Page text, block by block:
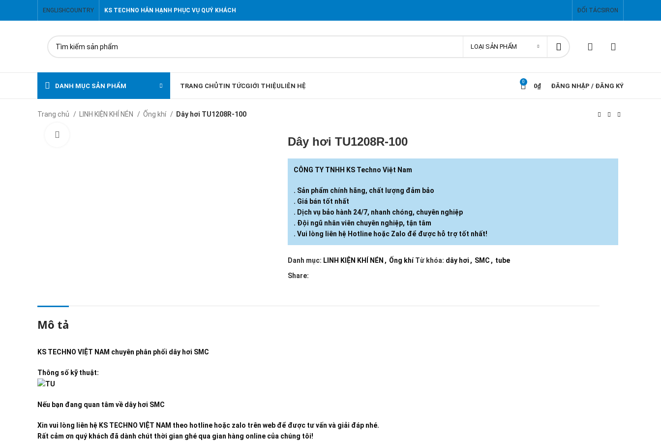
ENGLISH COUNTRY KS TECHNO HÂN HẠNH PHỤC VỤ QUÝ KHÁCH ĐỐI TÁCSIRON
LOẠI SẢN PHẨM
DANH MỤC SẢN PHẨM TRANG CHỦTIN TỨCGIỚI THIỆULIÊN HỆ
0
0₫ ĐĂNG NHẬP / ĐĂNG KÝ
Trang chủ LINH KIỆN KHÍ NÉN Ống khí Dây hơi TU1208R-100
Dây hơi TU1208R-100
CÔNG TY TNHH KS Techno Việt Nam
. Sản phẩm chính hãng, chất lượng đảm bảo
. Giá bán tốt nhất
. Dịch vụ bảo hành 24/7, nhanh chóng, chuyên nghiệp
. Đội ngũ nhân viên chuyên nghiệp, tận tâm
. Vui lòng liên hệ Hotline hoặc Zalo để được hỗ trợ tốt nhất!
Danh mục: LINH KIỆN KHÍ NÉN , Ống khí Từ khóa: dây hơi , SMC , tube
Share:
Mô tả
KS TECHNO VIỆT NAM chuyên phân phối dây hơi SMC
Thông số kỹ thuật:
Nếu bạn đang quan tâm về dây hơi SMC
Xin vui lòng liên hệ KS TECHNO VIỆT NAM theo hotline hoặc zalo trên web để được tư vấn và giải đáp nhé.
Rất cảm ơn quý khách đã dành chút thời gian ghé qua gian hàng online của chúng tôi!